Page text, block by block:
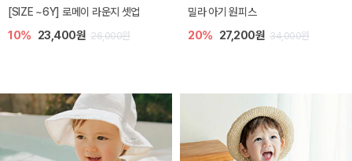
엘리오 아기 블라우스
20% 21,600원 27,000원
엘로디 니트 아기 뷔스티에
20% 21,600원 27,000원